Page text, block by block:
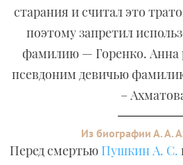
старания и считал это
поэтому запретил
фамилию — Горенко. Анна
псевдоним девичью
–
Из биографии А. А.
Перед смертью Пушкин А. С.